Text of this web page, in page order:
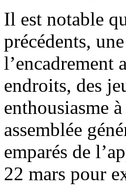
Il est notable
précédents,
l’encadrement
endroits, des
enthousiasme
assemblée
emparés de
22 mars pour